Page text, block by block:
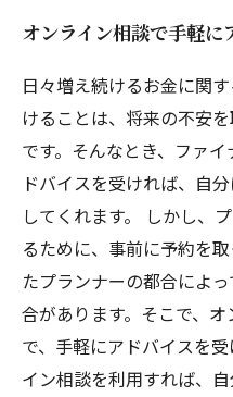
オンライン相談で手軽に
日々増え続けるお金に関
けることは、将来の不安
です。そんなとき、ファ
ドバイスを受ければ、自
してくれます。 しかし、
るために、事前に予約を
たプランナーの都合によ
合があります。そこで、
で、手軽にアドバイスを
イン相談を利用すれば、